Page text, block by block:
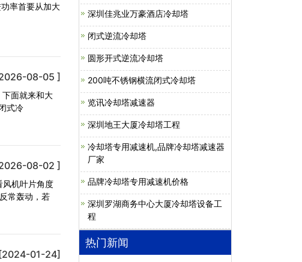
率首要从加大
08-05 ]
面就来和大
式冷
08-02 ]
风机叶片角度
常轰动，若
[2024-01-24]
深圳佳兆业万豪酒店冷却塔
闭式逆流冷却塔
圆形开式逆流冷却塔
200吨不锈钢横流闭式冷却塔
览讯冷却塔减速器
深圳地王大厦冷却塔工程
冷却塔专用减速机,品牌冷却塔减速器
厂家
品牌冷却塔专用减速机价格
深圳罗湖商务中心大厦冷却塔设备工
程
热门新闻